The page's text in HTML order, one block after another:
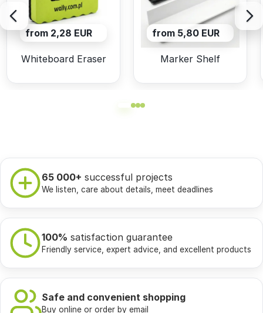
from 2,28 EUR
Whiteboard Eraser
from 5,80 EUR
Marker Shelf
65 000+ successful projects
We listen, care about details, meet deadlines
100% satisfaction guarantee
Friendly service, expert advice, and excellent products
Safe and convenient shopping
Buy online or order by email